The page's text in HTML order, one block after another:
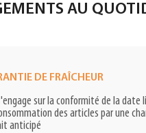
AU
DE FRAÎCHEUR
sur la conformité de la date
des articles par une
anticipé